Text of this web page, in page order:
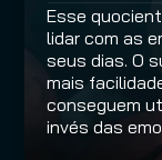
Esse
lidar com as
seus dias. O
mais
conseguem
invés das